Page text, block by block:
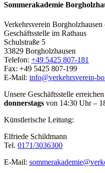
Sommerakademie
Verkehrsverein Borgholzhausen
Geschäftsstelle im Rathaus
Schulstraße 5
33829 Borgholzhausen
Telefon: +49 5425 807-181
Fax: +49 5425 807-199
E-Mail: info@verkehrsverein-
Unsere Geschäftsstelle
donnerstags von 14:30 Uhr –
Künstlerische Leitung:
Elfriede Schildmann
Tel. 0171/3036300
E-Mail: